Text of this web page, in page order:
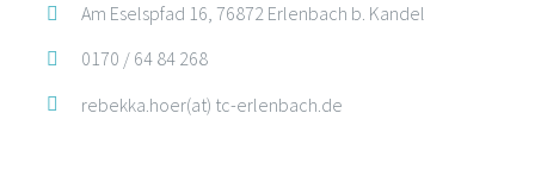
Am Eselspfad 16, 76872 Erlenbach b. Kandel
0170 / 64 84 268
rebekka.hoer(at) tc-erlenbach.de